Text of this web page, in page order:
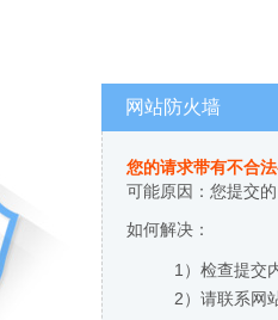
网站防火墙
您的请求带有不合
可能原因：您提交
如何解决：
1）检查提交
2）请联系网